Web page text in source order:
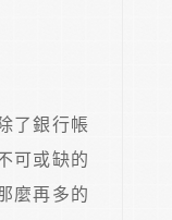
了銀行帳
可或缺的
麼再多的